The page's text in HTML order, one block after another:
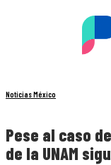
Noticias México
Pese al caso
de la UNAM